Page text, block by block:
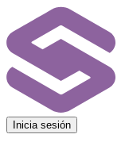
Inicia sesión